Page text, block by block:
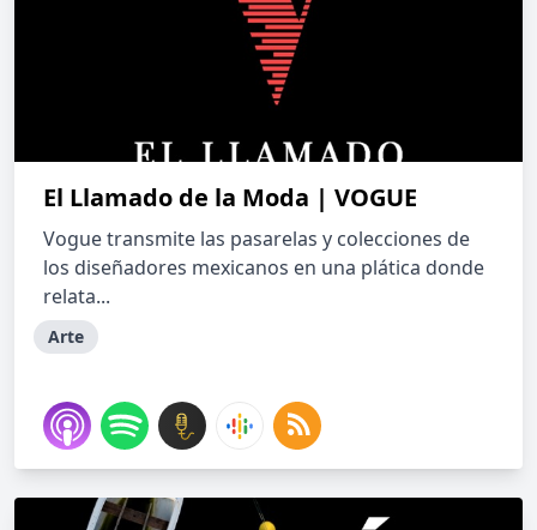
El Llamado de la Moda | VOGUE
Vogue transmite las pasarelas y colecciones de
los diseñadores mexicanos en una plática donde
relata...
Arte